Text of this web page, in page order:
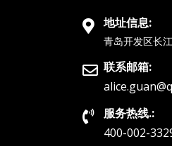
地址信息:
青岛开发区长
联系邮箱:
服务热线.:
400-002-